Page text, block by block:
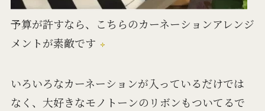
予算が許すなら、こちらのカーネーションアレンジ
メントが素敵です
いろいろなカーネーションが入っているだけでは
なく、大好きなモノトーンのリボンもついてるで